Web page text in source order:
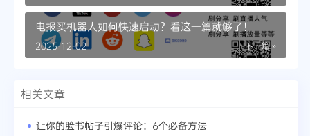
电报买机器人如何快速启动？看这一篇就够了！
下一篇 »
2025-12-02
相关文章
让你的脸书帖子引爆评论：6个必备方法